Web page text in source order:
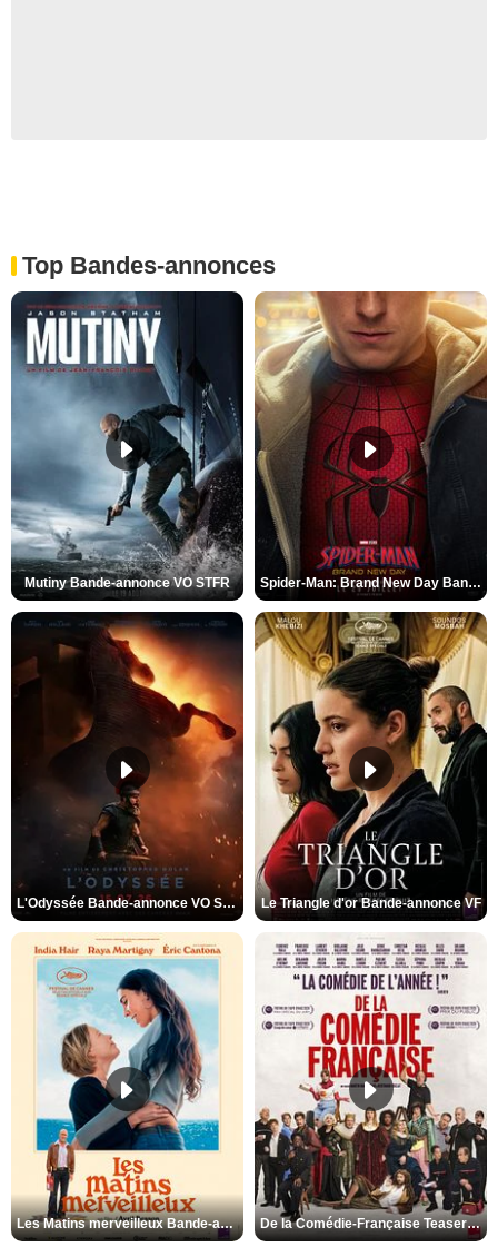
Top Bandes-annonces
Mutiny Bande-annonce VO STFR Spider-Man: Brand New Day Bande-annonce VO STFR
L'Odyssée Bande-annonce VO STFR Le Triangle d'or Bande-annonce VF
Les Matins merveilleux Bande-annonce VF De la Comédie-Française Teaser VF